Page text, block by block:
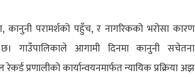
कानुनी परामर्शको पहुँच, र नागरिकको भरोसा कारण
गाउँपालिकाले आगामी दिनमा कानुनी सचेतना
प्रणालीको कार्यान्वयनमार्फत न्यायिक प्रक्रिया अझ